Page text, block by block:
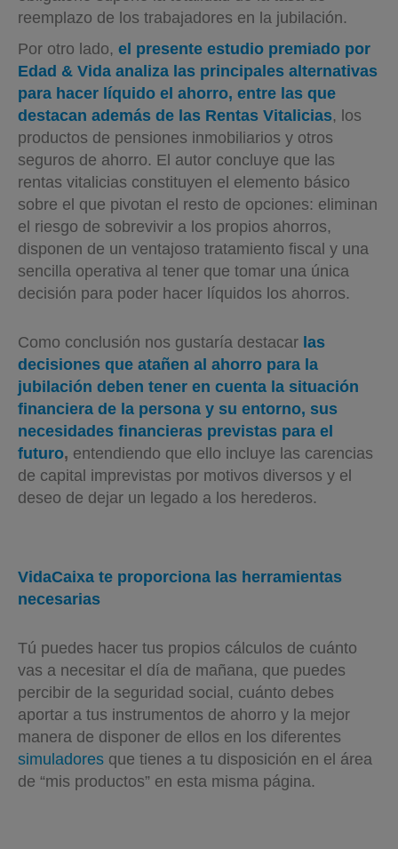
reemplazo de los trabajadores en la jubilación.
Por otro lado, el presente estudio premiado por
Edad & Vida analiza las principales alternativas
para hacer líquido el ahorro, entre las que
destacan además de las Rentas Vitalicias, los
productos de pensiones inmobiliarios y otros
seguros de ahorro. El autor concluye que las
rentas vitalicias constituyen el elemento básico
sobre el que pivotan el resto de opciones: eliminan
el riesgo de sobrevivir a los propios ahorros,
disponen de un ventajoso tratamiento fiscal y una
sencilla operativa al tener que tomar una única
decisión para poder hacer líquidos los ahorros.
Como conclusión nos gustaría destacar las
decisiones que atañen al ahorro para la
jubilación deben tener en cuenta la situación
financiera de la persona y su entorno, sus
necesidades financieras previstas para el
futuro, entendiendo que ello incluye las carencias
de capital imprevistas por motivos diversos y el
deseo de dejar un legado a los herederos.
VidaCaixa te proporciona las herramientas
necesarias
Tú puedes hacer tus propios cálculos de cuánto
vas a necesitar el día de mañana, que puedes
percibir de la seguridad social, cuánto debes
aportar a tus instrumentos de ahorro y la mejor
manera de disponer de ellos en los diferentes
simuladores que tienes a tu disposición en el área
de “mis productos” en esta misma página.